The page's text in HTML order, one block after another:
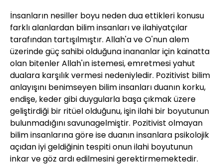
İnsanların nesiller boyu neden dua ettikleri konusu
farklı alanlardan bilim insanları ve ilahiyatçılar
tarafından tartışılmıştır. Allah'a ve O'nun alem
üzerinde güç sahibi olduğuna inananlar için kainatta
olan bitenler Allah'ın istemesi, emretmesi yahut
dualara karşılık vermesi nedeniyledir. Pozitivist bilim
anlayışını benimseyen bilim insanları duanın korku,
endişe, keder gibi duygularla başa çıkmak üzere
geliştirdiği bir ritüel olduğunu, işin ilahi bir boyutunun
bulunmadığını savunagelmiştir. Pozitivist olmayan
bilim insanlarına göre ise duanın insanlara psikolojik
açıdan iyi geldiğinin tespiti onun ilahi boyutunun
inkar ve göz ardı edilmesini gerektirmemektedir.